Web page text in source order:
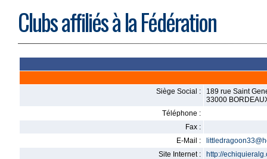
Clubs affiliés à la Fédération
Siège Social :
189 rue Saint
33000
Téléphone :
Fax :
E-Mail :
Site Internet :
http://